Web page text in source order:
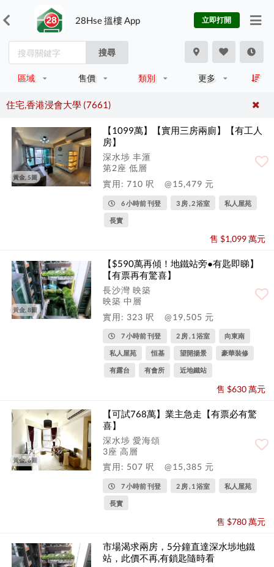
28Hse 搵樓 App 立即打開
搜尋
區域 售價 類別 更多
住宅,香港浸會大學 (7661)
黃金, 5圖
【1099萬】【實用三房兩廁】【有工人
房】
深水埗 丰滙
第2座 低層
實用: 710 呎
@15,479 元
6 小時前 刊登 3 房 , 2 浴室 私人屋苑
長實
售 $1,099 萬元
黃金, 8圖
【$590萬再傾！地鐵站旁●有匙即睇】
【有票再有驚喜】
長沙灣 映築
映築 中層
實用: 323 呎
@19,505 元
7 小時前 刊登 2 房 , 1 浴室 向東南
私人屋苑 恒基 望開揚景 豪華裝修
有露台 有會所 近地鐵站
售 $630 萬元
黃金, 6圖
【可試768萬】業主急走【有票必有驚
喜】
深水埗 愛海頌
3座 高層
實用: 507 呎
@15,385 元
7 小時前 刊登 2 房 , 1 浴室 私人屋苑
長實
售 $780 萬元
市場渴求兩房，5分鐘直達深水埗地鐵
站，此價不再,有鎖匙隨時看